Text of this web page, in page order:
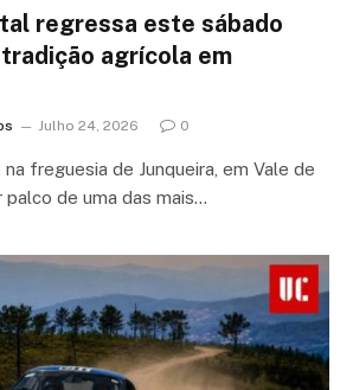
regressa este sábado
agrícola em
Julho 24, 2026 0
freguesia de Junqueira, em Vale de
palco de uma das mais…